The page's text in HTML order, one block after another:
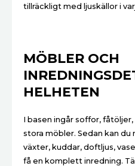
tillräckligt med ljuskällor i
MÖBLER OCH
HELHETEN
I basen ingår soffor,
stora möbler. Sedan kan du
växter, kuddar, doftljus,
få en komplett inredning.